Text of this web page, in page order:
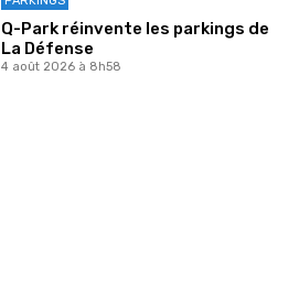
Q-Park réinvente les parkings de
La Défense
4 août 2026 à 8h58